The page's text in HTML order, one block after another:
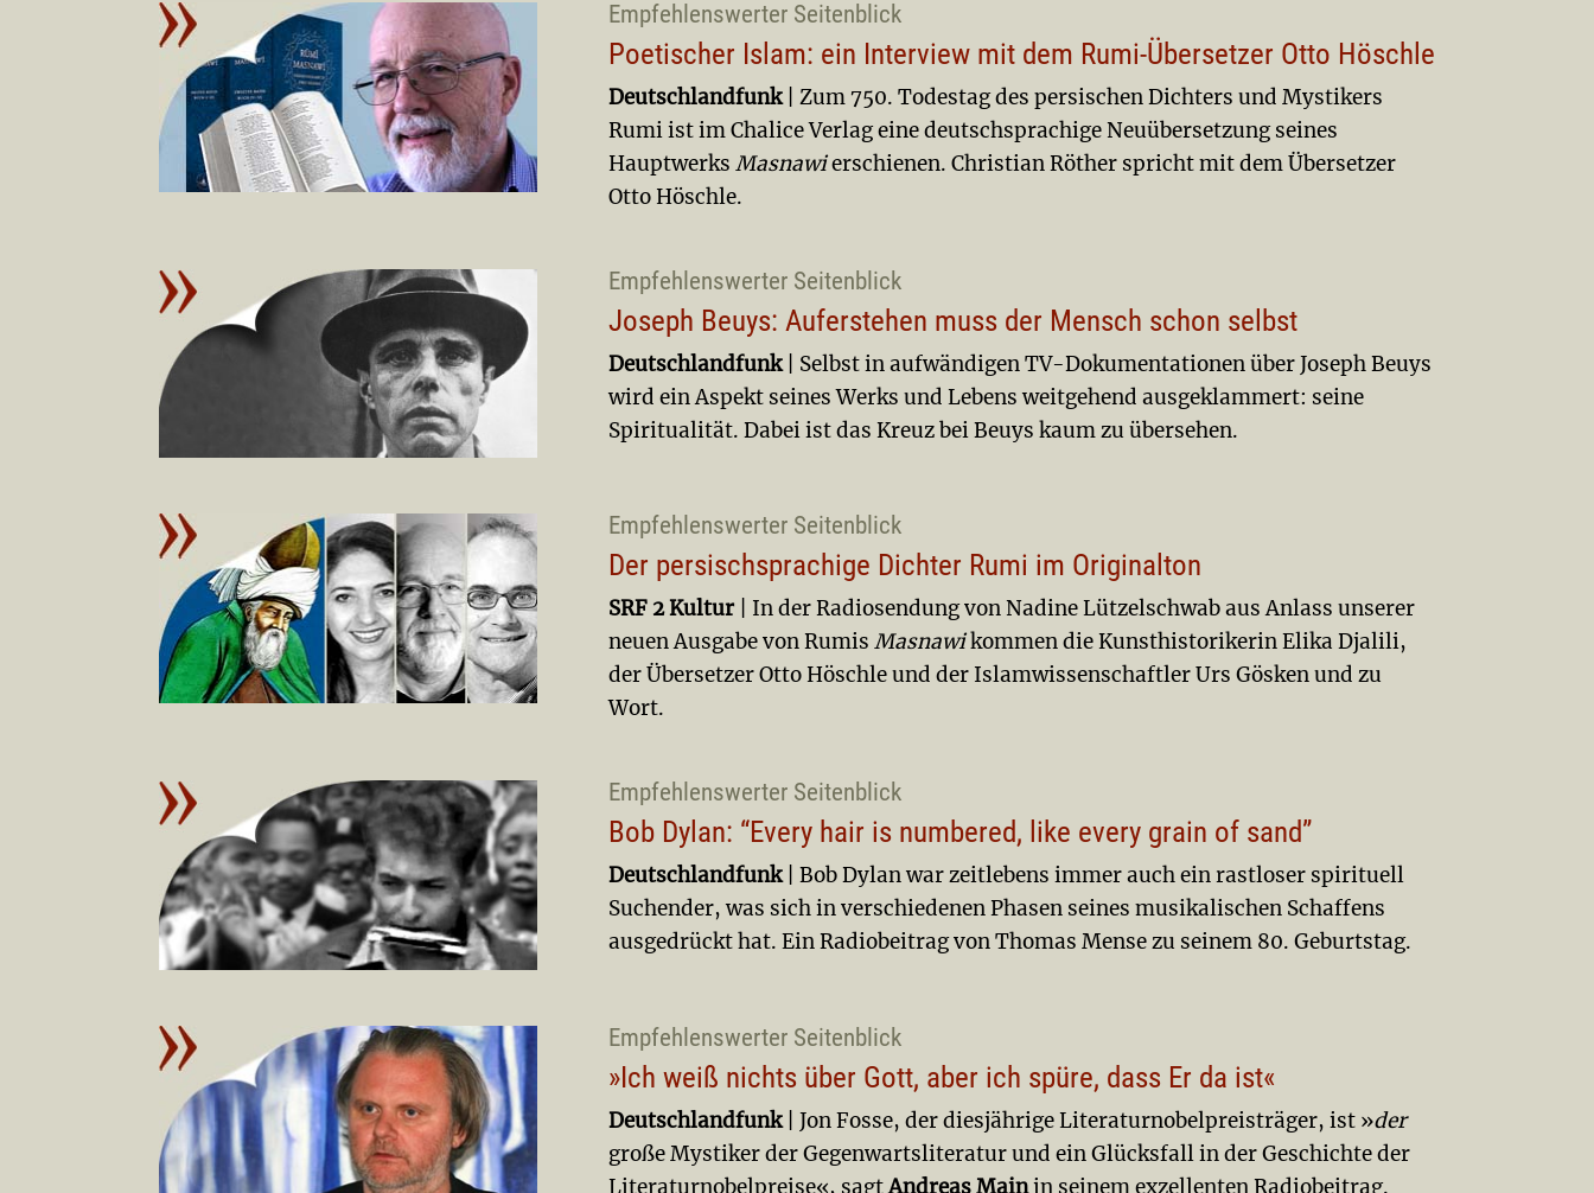
Empfehlenswerter Seitenblick
Poetischer Islam: ein Interview mit dem Rumi-Übersetzer Otto Höschle
Deutschlandfunk| Zum 750. Todestag des persischen Dichters und Mystikers
Rumi ist im Chalice Verlag eine deutschsprachige Neuübersetzung seines
Hauptwerks Masnawierschienen. Christian Röther spricht mit dem Übersetzer
Otto Höschle.
Empfehlenswerter Seitenblick
Joseph Beuys: Auferstehen muss der Mensch schon selbst
Deutschlandfunk| Selbst in aufwändigen TV-Dokumentationen über Joseph Beuys
wird ein Aspekt seines Werks und Lebens weitgehend ausgeklammert: seine
Spiritualität. Dabei ist das Kreuz bei Beuys kaum zu übersehen.
Empfehlenswerter Seitenblick
Der persischsprachige Dichter Rumi im Originalton
SRF 2 Kultur | In der Radiosendung vonNadine Lützelschwabaus Anlass unserer
neuen Ausgabe von Rumis Masnawikommen die Kunsthistorikerin Elika Djalili,
der Übersetzer Otto Höschle und der Islamwissenschaftler Urs Gösken und zu
Wort.
Empfehlenswerter Seitenblick
Bob Dylan: “Every hair is numbered, like every grain of sand”
Deutschlandfunk| Bob Dylan war zeitlebens immer auch ein rastloser spirituell
Suchender, was sich in verschiedenen Phasen seines musikalischen Schaffens
ausgedrückt hat. Ein Radiobeitrag von Thomas Mense zu seinem 80. Geburtstag.
Empfehlenswerter Seitenblick
»Ich weiß nichts über Gott, aber ich spüre, dass Er da ist«
Deutschlandfunk | Jon Fosse, der diesjährige Literaturnobelpreisträger, ist »der
große Mystiker der Gegenwartsliteratur und ein Glücksfall in der Geschichte der
Literaturnobelpreise«, sagtAndreas Mainin seinem exzellenten Radiobeitrag.